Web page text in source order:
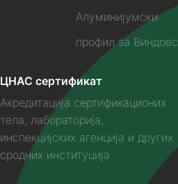
Алуминијумски
профил за Виндовс
ЦНАС сертификат
Акредитација сертификационих
тела, лабораторија,
инспекцијских агенција и других
сродних институција